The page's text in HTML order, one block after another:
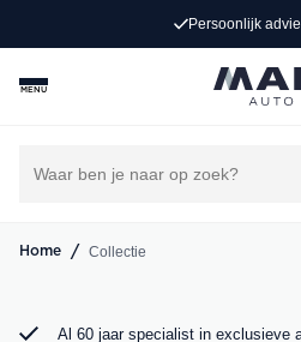
Persoonlijk
MENU
Home / Collectie
Exclusieve
Jong gebruikt, grondig
nieuw avontuur. Ontdek onze
Al 60 jaar specialist in exclusieve